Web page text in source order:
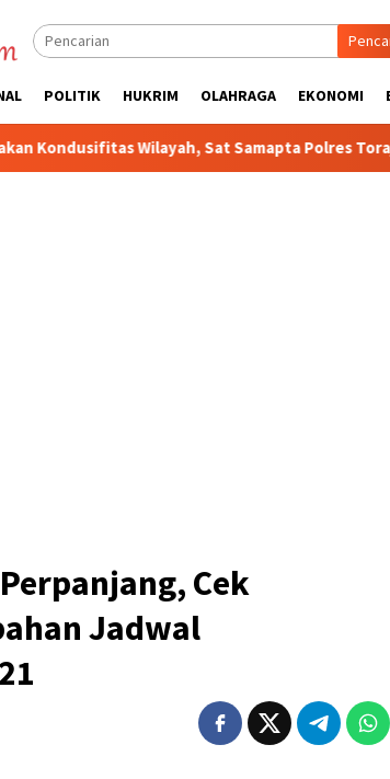
POLITIK HUKRIM OLAHRAGA EKONOMI
Sat Samapta Polres Toraja Utara Gencarkan
Cek
Jadwal